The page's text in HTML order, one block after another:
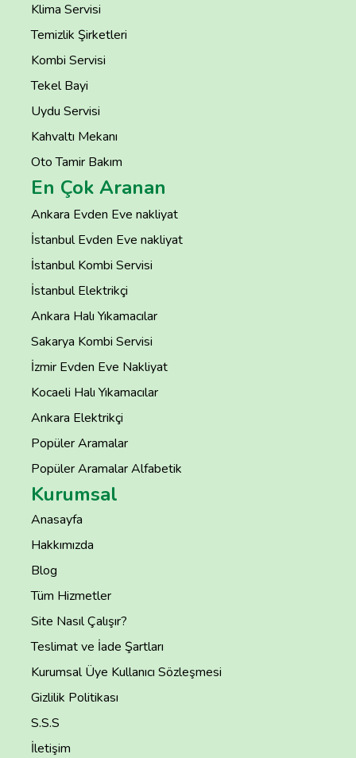
Klima Servisi
Temizlik Şirketleri
Kombi Servisi
Tekel Bayi
Uydu Servisi
Kahvaltı Mekanı
Oto Tamir Bakım
En Çok Aranan
Ankara Evden Eve nakliyat
İstanbul Evden Eve nakliyat
İstanbul Kombi Servisi
İstanbul Elektrikçi
Ankara Halı Yıkamacılar
Sakarya Kombi Servisi
İzmir Evden Eve Nakliyat
Kocaeli Halı Yıkamacılar
Ankara Elektrikçi
Popüler Aramalar
Popüler Aramalar Alfabetik
Kurumsal
Anasayfa
Hakkımızda
Blog
Tüm Hizmetler
Site Nasıl Çalışır?
Teslimat ve İade Şartları
Kurumsal Üye Kullanıcı Sözleşmesi
Gizlilik Politikası
S.S.S
İletişim